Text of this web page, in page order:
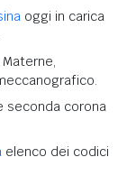
oggi in carica
seconda corona
elenco dei codici